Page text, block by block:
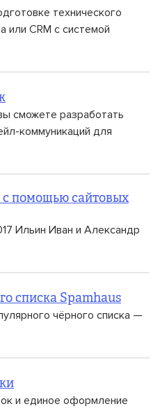
технического
или CRM с системой
сможете разработать
коммуникаций для
с помощью сайтовых
Ильин Иван и Александр
списка Spamhaus
чёрного списка —
и единое оформление